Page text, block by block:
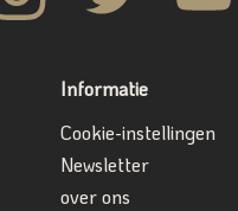
Informatie
Cookie-instellingen
Newsletter
over ons